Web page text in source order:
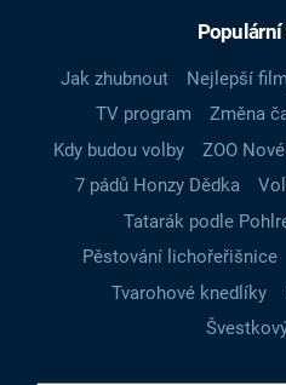
Jak zhubnout Nejlepší
TV program
Změna
Kdy budou volby
ZOO
7 pádů Honzy Dědka
Tatarák podle
Pěstování lichořeřišnice
Tvarohové knedlíky